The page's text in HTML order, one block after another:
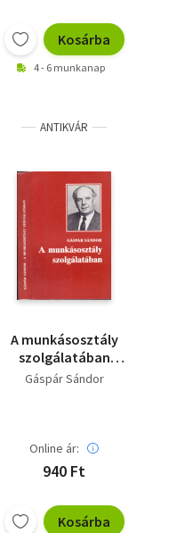
Kosárba
4 - 6 munkanap
ANTIKVÁR
A munkásosztály
szolgálatában
(Dedikált)
Gáspár Sándor
Online ár:
940 Ft
Kosárba